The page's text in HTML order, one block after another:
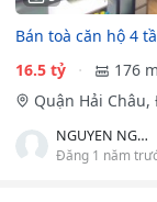
Bán toà căn hộ 4
16.5 tỷ
176
Quận Hải Châu,
NGUYEN NGOC HUNG
Đăng 1 năm